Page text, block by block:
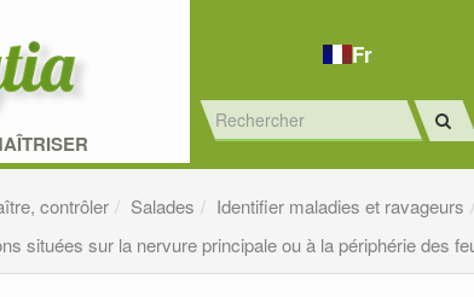
Fr
contrôler Salades Identifier maladies et ravageurs
situées sur la nervure principale ou à la périphérie des